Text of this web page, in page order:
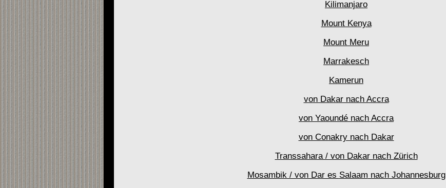
Kilimanjaro
Mount Kenya
Mount Meru
Marrakesch
Kamerun
von Dakar nach Accra
von Yaoundé nach Accra
von Conakry nach Dakar
Transsahara / von Dakar nach Zürich
Mosambik / von Dar es Salaam nach Johannesburg